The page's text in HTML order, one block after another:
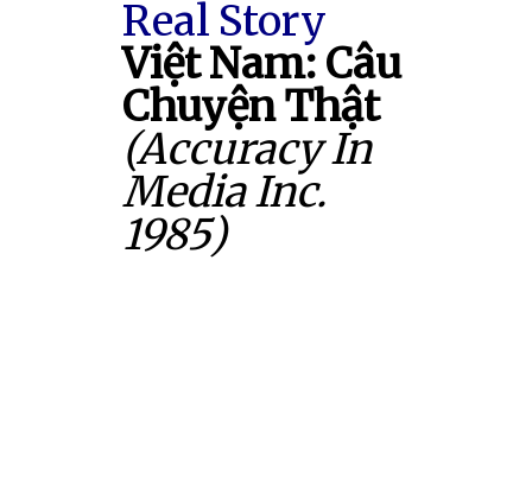
Real Story
Việt Nam: Câu
Chuyện Thật
(Accuracy In
Media Inc.
1985)